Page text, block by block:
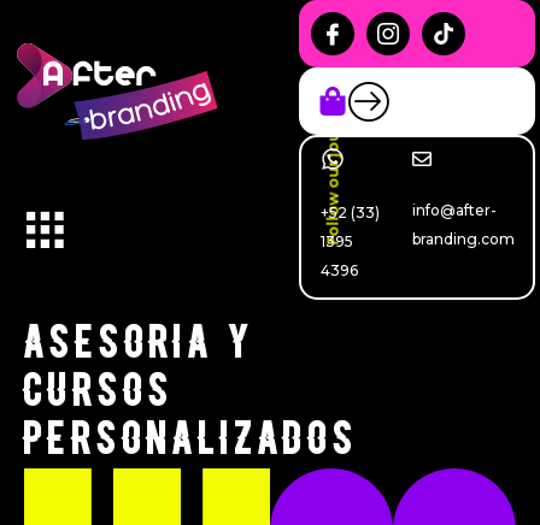
Follow our journey
+52 (33)
1395
4396
info@after-
branding.com
ASESORIA Y
CURSOS
PERSONALIZADOS